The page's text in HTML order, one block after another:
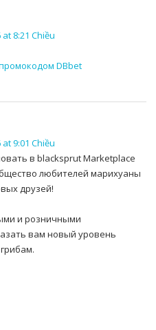
8:21 Chiều
DBbet
9:01 Chiều
в blacksprut Marketplace
любителей марихуаны
друзей!
и розничными
вам новый уровень